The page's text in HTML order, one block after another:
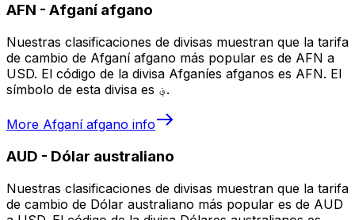
AFN - Afganí afgano
Nuestras clasificaciones de divisas muestran que la tarifa
de cambio de Afganí afgano más popular es de AFN a
USD. El código de la divisa Afganíes afganos es AFN. El
símbolo de esta divisa es ؋.
More Afganí afgano info
AUD - Dólar australiano
Nuestras clasificaciones de divisas muestran que la tarifa
de cambio de Dólar australiano más popular es de AUD